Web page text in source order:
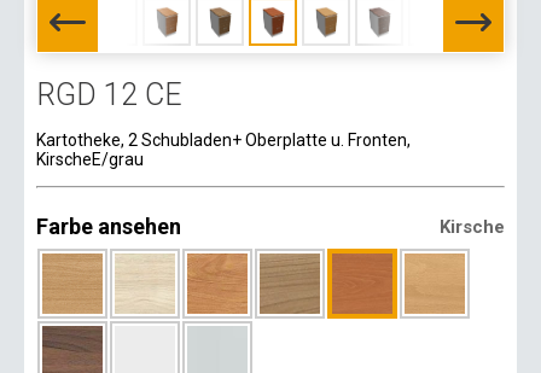
RGD 12 CE
Kartotheke, 2 Schubladen+ Oberplatte u. Fronten,
KirscheE/grau
Farbe ansehen Kirsche